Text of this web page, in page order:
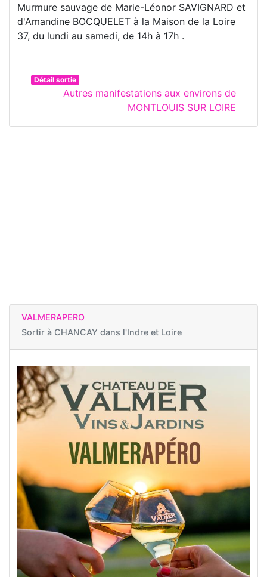
Murmure sauvage de Marie-Léonor SAVIGNARD et
d'Amandine BOCQUELET à la Maison de la Loire
37, du lundi au samedi, de 14h à 17h .
Détail sortie
Autres manifestations aux environs de
MONTLOUIS SUR LOIRE
VALMERAPERO
Sortir à CHANCAY dans l'Indre et Loire